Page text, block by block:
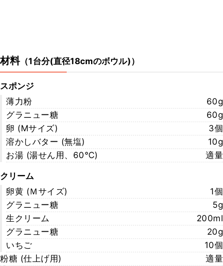
材料（1台分(直径18cmのボウル)）
スポンジ
薄力粉
60g
グラニュー糖
60g
卵 (Mサイズ)
3個
溶かしバター (無塩)
10g
お湯 (湯せん用、60℃)
適量
クリーム
卵黄 (Ｍサイズ)
1個
グラニュー糖
5g
生クリーム
200ml
グラニュー糖
20g
いちご
10個
粉糖 (仕上げ用)
適量